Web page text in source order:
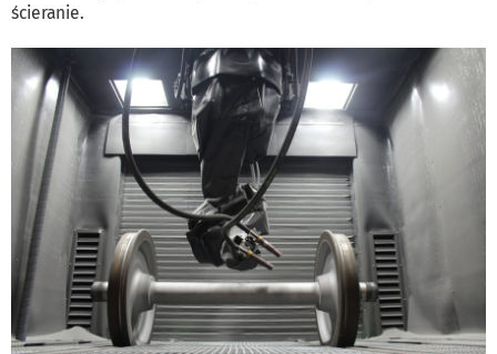
ścieranie.